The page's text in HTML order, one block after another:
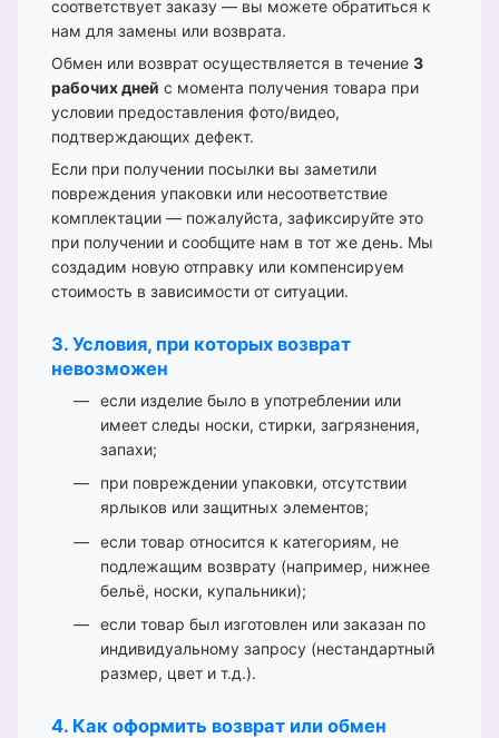
соответствует заказу — вы можете обратиться к
нам для замены или возврата.
Обмен или возврат осуществляется в течение 3
рабочих дней с момента получения товара при
условии предоставления фото/видео,
подтверждающих дефект.
Если при получении посылки вы заметили
повреждения упаковки или несоответствие
комплектации — пожалуйста, зафиксируйте это
при получении и сообщите нам в тот же день. Мы
создадим новую отправку или компенсируем
стоимость в зависимости от ситуации.
3. Условия, при которых возврат
невозможен
если изделие было в употреблении или
имеет следы носки, стирки, загрязнения,
запахи;
при повреждении упаковки, отсутствии
ярлыков или защитных элементов;
если товар относится к категориям, не
подлежащим возврату (например, нижнее
бельё, носки, купальники);
если товар был изготовлен или заказан по
индивидуальному запросу (нестандартный
размер, цвет и т.д.).
4. Как оформить возврат или обмен